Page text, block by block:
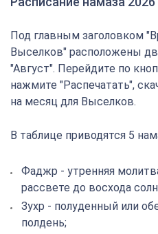
Под главным заголовком
Выселков" расположены
"Август". Перейдите по
нажмите "Распечатать",
на месяц для Выселков.
В таблице приводятся 5
Фаджр - утренняя
рассвете до восхода
Зухр - полуденный или
полдень;